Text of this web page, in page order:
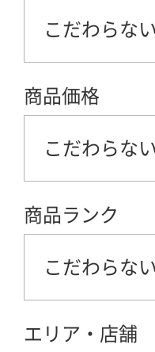
こだわらない
商品価格
こだわらない
商品ランク
こだわらない
エリア・店舗